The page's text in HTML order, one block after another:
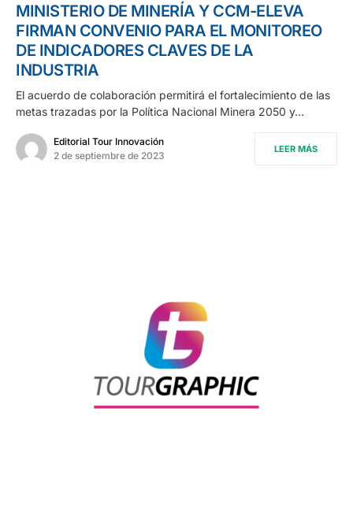
MINISTERIO DE MINERÍA Y CCM-ELEVA
FIRMAN CONVENIO PARA EL MONITOREO
DE INDICADORES CLAVES DE LA
INDUSTRIA
El acuerdo de colaboración permitirá el fortalecimiento de las
metas trazadas por la Política Nacional Minera 2050 y…
Editorial Tour Innovación
2 de septiembre de 2023
LEER MÁS